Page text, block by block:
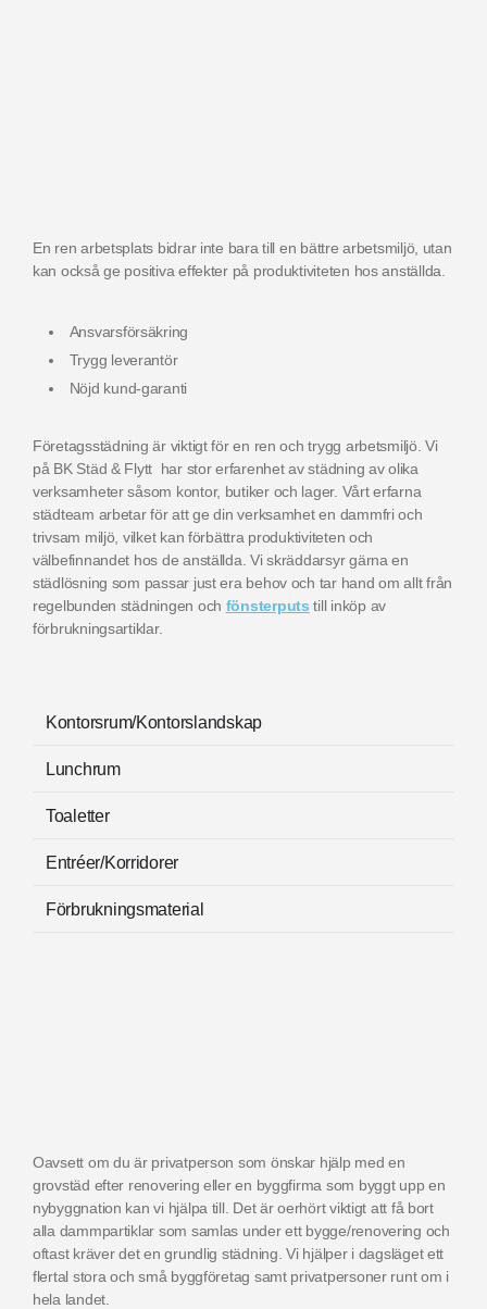
En ren arbetsplats bidrar inte bara till en bättre arbetsmiljö, utan
kan också ge positiva effekter på produktiviteten hos anställda.
Ansvarsförsäkring
Trygg leverantör
Nöjd kund-garanti
Företagsstädning är viktigt för en ren och trygg arbetsmiljö. Vi
på BK Städ & Flytt har stor erfarenhet av städning av olika
verksamheter såsom kontor, butiker och lager. Vårt erfarna
städteam arbetar för att ge din verksamhet en dammfri och
trivsam miljö, vilket kan förbättra produktiviteten och
välbefinnandet hos de anställda. Vi skräddarsyr gärna en
städlösning som passar just era behov och tar hand om allt från
regelbunden städningen och fönsterputs till inköp av
förbrukningsartiklar.
Kontorsrum/Kontorslandskap
Lunchrum
Toaletter
Entréer/Korridorer
Förbrukningsmaterial
Oavsett om du är privatperson som önskar hjälp med en
grovstäd efter renovering eller en byggfirma som byggt upp en
nybyggnation kan vi hjälpa till. Det är oerhört viktigt att få bort
alla dammpartiklar som samlas under ett bygge/renovering och
oftast kräver det en grundlig städning. Vi hjälper i dagsläget ett
flertal stora och små byggföretag samt privatpersoner runt om i
hela landet.